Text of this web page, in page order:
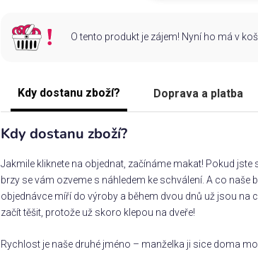
O tento produkt je zájem! Nyní ho má v
Kdy dostanu zboží? Doprava a platba
Kdy dostanu zboží?
Jakmile kliknete na objednat, začínáme makat! Pokud
brzy se vám ozveme s náhledem ke schválení. A co naše
objednávce míří do výroby a během dvou dnů už jsou na
začít těšit, protože už skoro klepou na dveře!
Rychlost je naše druhé jméno – manželka ji sice doma